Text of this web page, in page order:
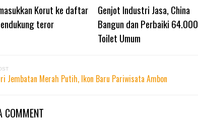
Korut ke daftar
teror
Genjot Industri Jasa, China
Bangun dan Perbaiki 64.000
Toilet Umum
Jembatan Merah Putih, Ikon Baru Pariwisata Ambon
COMMENT